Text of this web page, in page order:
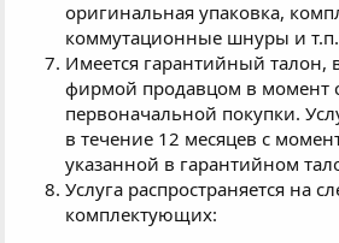
оригинальная упаковка,
коммутационные шнуры и
Имеется гарантийный
фирмой продавцом в момент
первоначальной покупки.
в течение 12 месяцев с
указанной в гарантийном
Услуга распространяется на
комплектующих: